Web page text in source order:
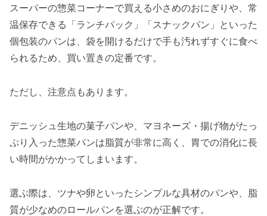
スーパーの惣菜コーナーで買える小さめのおにぎりや、常
温保存できる「ランチパック」「スナックパン」といった
個包装のパンは、袋を開けるだけで手も汚れずすぐに食べ
られるため、買い置きの定番です。
ただし、注意点もあります。
デニッシュ生地の菓子パンや、マヨネーズ・揚げ物がたっ
ぷり入った惣菜パンは脂質が非常に高く、胃での消化に長
い時間がかかってしまいます。
選ぶ際は、ツナや卵といったシンプルな具材のパンや、脂
質が少なめのロールパンを選ぶのが正解です。